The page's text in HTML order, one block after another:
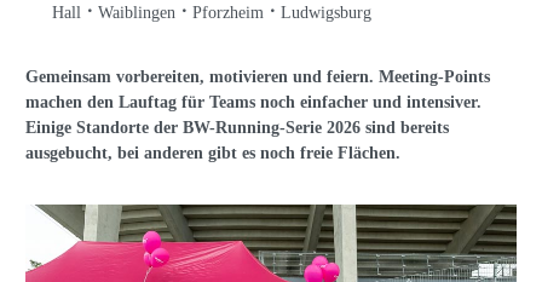
Hall
Waiblingen Pforzheim Ludwigsburg
Gemeinsam vorbereiten, motivieren und feiern. Meeting-Points
machen den Lauftag für Teams noch einfacher und intensiver.
Einige Standorte der BW-Running-Serie 2026 sind bereits
ausgebucht, bei anderen gibt es noch freie Flächen.